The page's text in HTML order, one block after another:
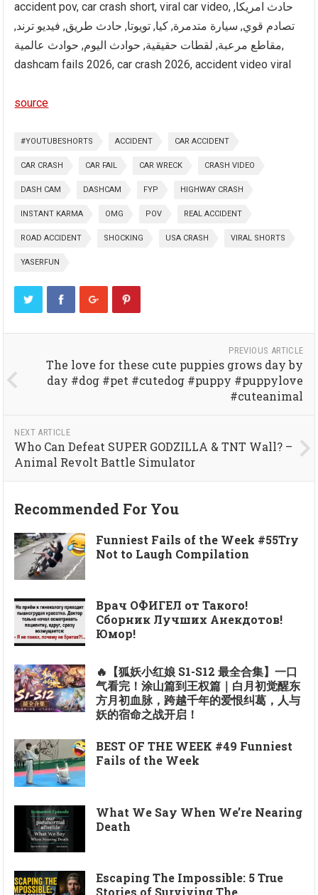
accident pov, car crash short, viral car video, حادث امريكا,
تصادم قوي, سيارة متدمرة, كيا, تويوتا, حادث طريق, فيديو ترند,
مقاطع مرعبة, لقطات حقيقية, حوادث اليوم, حوادث عالمية,
dashcam fails 2026, car crash 2026, accident video viral
source
#YOUTUBESHORTS ACCIDENT CAR ACCIDENT
CAR CRASH CAR FAIL CAR WRECK CRASH VIDEO
DASH CAM DASHCAM FYP HIGHWAY CRASH
INSTANT KARMA OMG POV REAL ACCIDENT
ROAD ACCIDENT SHOCKING USA CRASH VIRAL SHORTS
YASERFUN
PREVIOUS ARTICLE
The love for these cute puppies grows day by
day #dog #pet #cutedog #puppy #puppylove
#cuteanimal
NEXT ARTICLE
Who Can Defeat SUPER GODZILLA & TNT Wall? –
Animal Revolt Battle Simulator
Recommended For You
Funniest Fails of the Week #55Try
Not to Laugh Compilation
Врач ОФИГЕЛ от Такого!
Сборник Лучших Анекдотов!
Юмор!
🔥【狐妖小红娘 S1-S12 最全合集】一口
气看完！涂山篇到王权篇｜白月初觉醒东
方月初血脉，跨越千年的爱恨纠葛，人与
妖的宿命之战开启！
BEST OF THE WEEK #49 Funniest
Fails of the Week
What We Say When We’re Nearing
Death
Escaping The Impossible: 5 True